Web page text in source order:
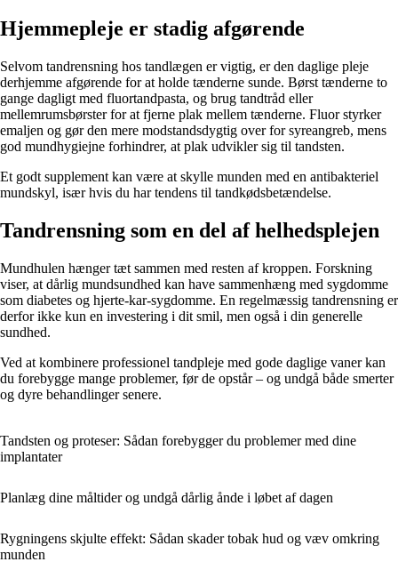
Hjemmepleje er stadig afgørende
Selvom tandrensning hos tandlægen er vigtig, er den daglige pleje
derhjemme afgørende for at holde tænderne sunde. Børst tænderne to
gange dagligt med fluortandpasta, og brug tandtråd eller
mellemrumsbørster for at fjerne plak mellem tænderne. Fluor styrker
emaljen og gør den mere modstandsdygtig over for syreangreb, mens
god mundhygiejne forhindrer, at plak udvikler sig til tandsten.
Et godt supplement kan være at skylle munden med en antibakteriel
mundskyl, især hvis du har tendens til tandkødsbetændelse.
Tandrensning som en del af helhedsplejen
Mundhulen hænger tæt sammen med resten af kroppen. Forskning
viser, at dårlig mundsundhed kan have sammenhæng med sygdomme
som diabetes og hjerte-kar-sygdomme. En regelmæssig tandrensning er
derfor ikke kun en investering i dit smil, men også i din generelle
sundhed.
Ved at kombinere professionel tandpleje med gode daglige vaner kan
du forebygge mange problemer, før de opstår – og undgå både smerter
og dyre behandlinger senere.
Tandsten og proteser: Sådan forebygger du problemer med dine
implantater
Planlæg dine måltider og undgå dårlig ånde i løbet af dagen
Rygningens skjulte effekt: Sådan skader tobak hud og væv omkring
munden